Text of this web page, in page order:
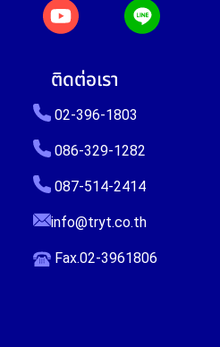
ติดต่อเรา
02-396-1803
086-329-1282
087-514-2414
info@tryt.co.th
Fax.02-3961806